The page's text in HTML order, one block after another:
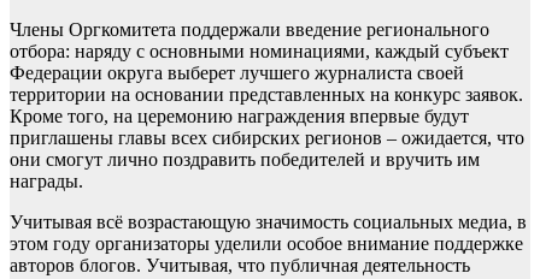
Члены Оргкомитета поддержали введение регионального
отбора: наряду с основными номинациями, каждый субъект
Федерации округа выберет лучшего журналиста своей
территории на основании представленных на конкурс заявок.
Кроме того, на церемонию награждения впервые будут
приглашены главы всех сибирских регионов – ожидается, что
они смогут лично поздравить победителей и вручить им
награды.
Учитывая всё возрастающую значимость социальных медиа, в
этом году организаторы уделили особое внимание поддержке
авторов блогов. Учитывая, что публичная деятельность